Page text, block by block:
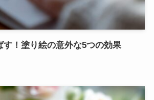
す！塗り絵の意外な5つの効果